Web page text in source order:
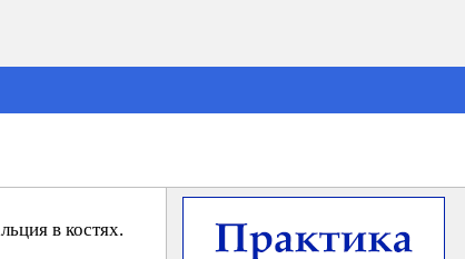
в костях.